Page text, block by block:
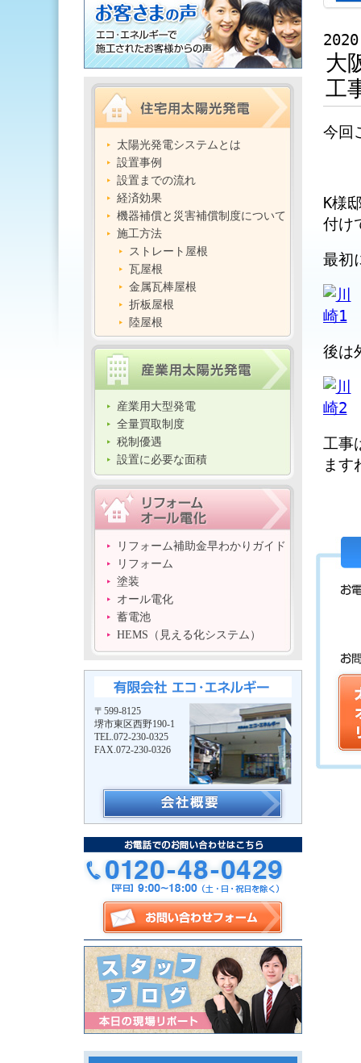
太陽光発電システムとは
設置事例
設置までの流れ
経済効果
機器補償と災害補償制度について
施工方法
ストレート屋根
瓦屋根
金属瓦棒屋根
折板屋根
陸屋根
産業用大型発電
全量買取制度
税制優遇
設置に必要な面積
リフォーム補助金早わかりガイド
リフォーム
塗装
オール電化
蓄電池
HEMS（見える化システム）
〒599-8125
堺市東区西野190-1
TEL.072-230-0325
FAX.072-230-0326
大
工
今回
K様
付け
最初
後は
工事
ます